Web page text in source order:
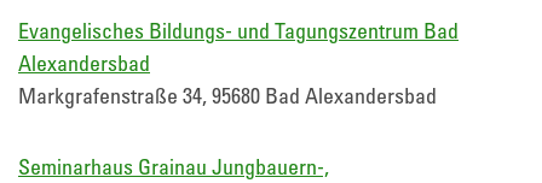
Evangelisches Bildungs- und Tagungszentrum Bad
Alexandersbad
Markgrafenstraße 34, 95680 Bad Alexandersbad
Seminarhaus Grainau Jungbauern-,